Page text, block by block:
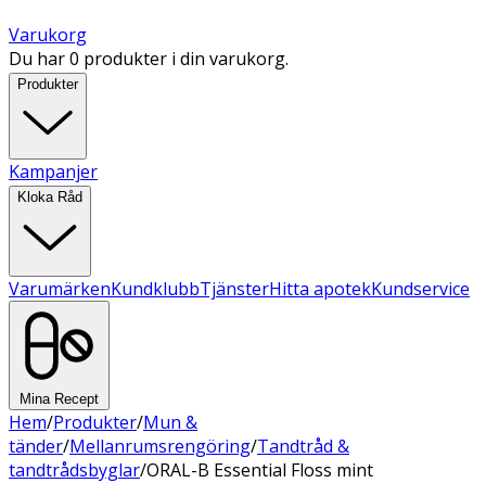
Varukorg
Du har 0 produkter i din varukorg.
Produkter
Kampanjer
Kloka Råd
VarumärkenKundklubbTjänsterHitta apotekKundservice
Mina Recept
Hem/Produkter/Mun &
tänder/Mellanrumsrengöring/Tandtråd &
tandtrådsbyglar/ORAL-B Essential Floss mint